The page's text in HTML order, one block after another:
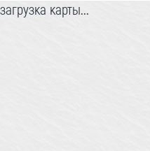
загрузка карты...